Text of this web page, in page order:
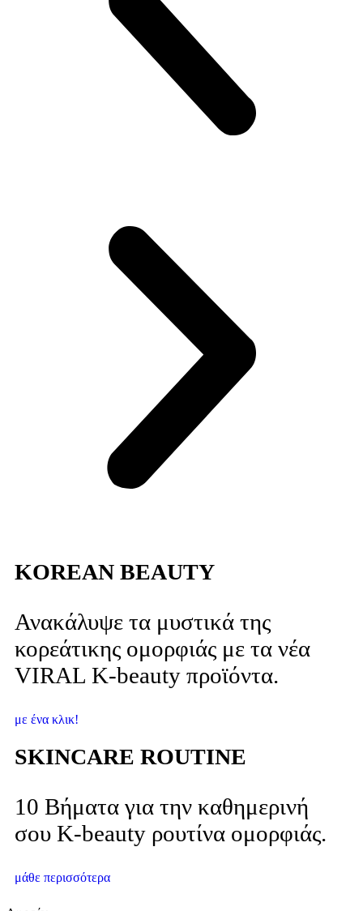
KOREAN BEAUTY
Ανακάλυψε τα μυστικά της
κορεάτικης ομορφιάς με τα νέα
VIRAL K-beauty προϊόντα.
με ένα κλικ!
SKINCARE ROUTINE
10 Βήματα για την καθημερινή
σου K-beauty ρουτίνα ομορφιάς.
μάθε περισσότερα